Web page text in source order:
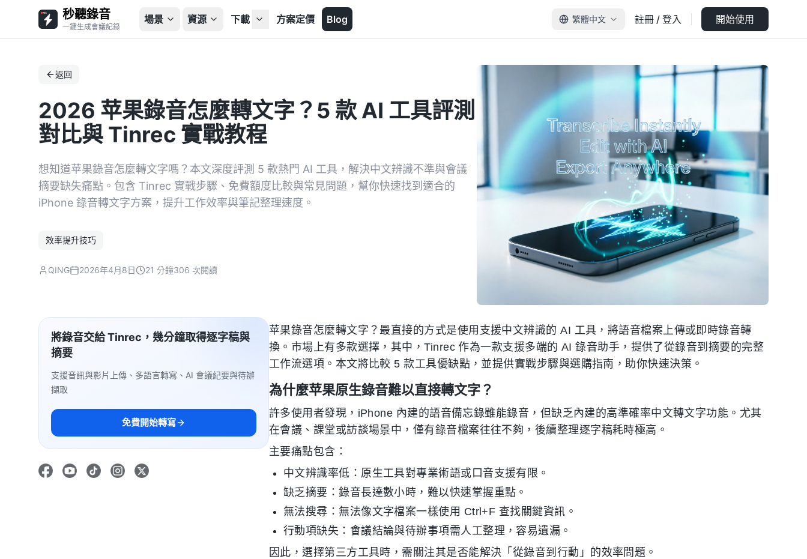
秒聽錄音
一鍵生成會議記錄
場景 資源 下載 方案定價 Blog 繁體中文 註冊 / 登入 開始使用
返回
2026 苹果錄音怎麼轉文字？5 款 AI 工具評測
對比與 Tinrec 實戰教程
想知道苹果錄音怎麼轉文字嗎？本文深度評測 5 款熱門 AI 工具，解決中文辨識不準與會議
摘要缺失痛點。包含 Tinrec 實戰步驟、免費額度比較與常見問題，幫你快速找到適合的
iPhone 錄音轉文字方案，提升工作效率與筆記整理速度。
效率提升技巧
QING 2026年4月8日 21 分鐘306 次閱讀
將錄音交給 Tinrec，幾分鐘取得逐字稿與
摘要
支援音訊與影片上傳、多語言轉寫、AI 會議紀要與待辦
擷取
免費開始轉寫
苹果錄音怎麼轉文字？最直接的方式是使用支援中文辨識的 AI 工具，將語音檔案上傳或即時錄音轉
換。市場上有多款選擇，其中，Tinrec 作為一款支援多端的 AI 錄音助手，提供了從錄音到摘要的完整
工作流選項。本文將比較 5 款工具優缺點，並提供實戰步驟與選購指南，助你快速決策。
為什麼苹果原生錄音難以直接轉文字？
許多使用者發現，iPhone 內建的語音備忘錄雖能錄音，但缺乏內建的高準確率中文轉文字功能。尤其
在會議、課堂或訪談場景中，僅有錄音檔案往往不夠，後續整理逐字稿耗時極高。
主要痛點包含：
中文辨識率低：原生工具對專業術語或口音支援有限。
缺乏摘要：錄音長達數小時，難以快速掌握重點。
無法搜尋：無法像文字檔案一樣使用 Ctrl+F 查找關鍵資訊。
行動項缺失：會議結論與待辦事項需人工整理，容易遺漏。
因此，選擇第三方工具時，需關注其是否能解決「從錄音到行動」的效率問題。